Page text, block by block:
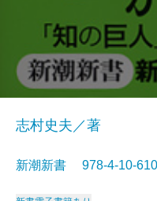
志村史夫／著
新潮新書 978-4-10-